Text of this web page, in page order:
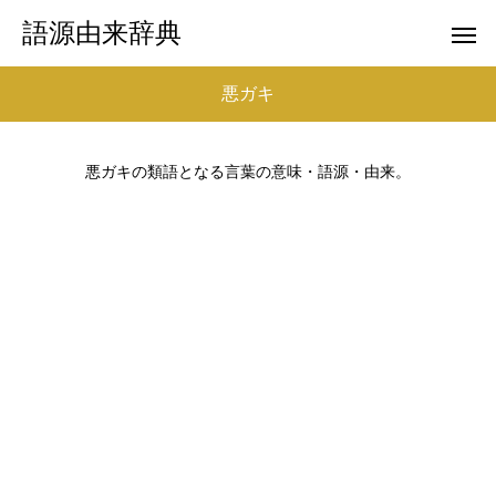
語源由来辞典
悪ガキ
悪ガキの類語となる言葉の意味・語源・由来。